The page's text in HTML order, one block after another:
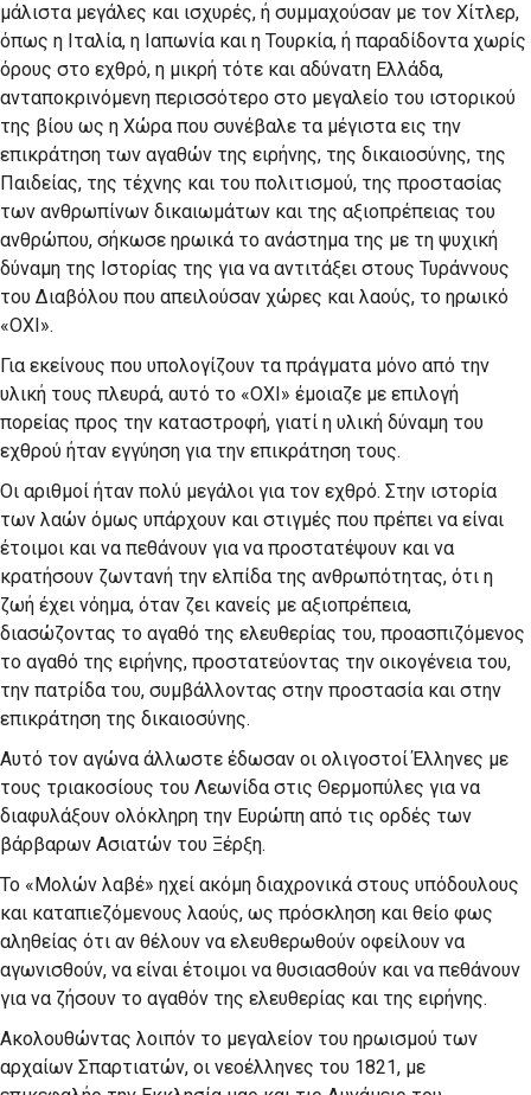
μάλιστα μεγάλες και ισχυρές, ή συμμαχούσαν με τον Χίτλερ,
όπως η Ιταλία, η Ιαπωνία και η Τουρκία, ή παραδίδοντα χωρίς
όρους στο εχθρό, η μικρή τότε και αδύνατη Ελλάδα,
ανταποκρινόμενη περισσότερο στο μεγαλείο του ιστορικού
της βίου ως η Χώρα που συνέβαλε τα μέγιστα εις την
επικράτηση των αγαθών της ειρήνης, της δικαιοσύνης, της
Παιδείας, της τέχνης και του πολιτισμού, της προστασίας
των ανθρωπίνων δικαιωμάτων και της αξιοπρέπειας του
ανθρώπου, σήκωσε ηρωικά το ανάστημα της με τη ψυχική
δύναμη της Ιστορίας της για να αντιτάξει στους Τυράννους
του Διαβόλου που απειλούσαν χώρες και λαούς, το ηρωικό
«ΟΧΙ».
Για εκείνους που υπολογίζουν τα πράγματα μόνο από την
υλική τους πλευρά, αυτό το «ΟΧΙ» έμοιαζε με επιλογή
πορείας προς την καταστροφή, γιατί η υλική δύναμη του
εχθρού ήταν εγγύηση για την επικράτηση τους.
Οι αριθμοί ήταν πολύ μεγάλοι για τον εχθρό. Στην ιστορία
των λαών όμως υπάρχουν και στιγμές που πρέπει να είναι
έτοιμοι και να πεθάνουν για να προστατέψουν και να
κρατήσουν ζωντανή την ελπίδα της ανθρωπότητας, ότι η
ζωή έχει νόημα, όταν ζει κανείς με αξιοπρέπεια,
διασώζοντας το αγαθό της ελευθερίας του, προασπιζόμενος
το αγαθό της ειρήνης, προστατεύοντας την οικογένεια του,
την πατρίδα του, συμβάλλοντας στην προστασία και στην
επικράτηση της δικαιοσύνης.
Αυτό τον αγώνα άλλωστε έδωσαν οι ολιγοστοί Έλληνες με
τους τριακοσίους του Λεωνίδα στις Θερμοπύλες για να
διαφυλάξουν ολόκληρη την Ευρώπη από τις ορδές των
βάρβαρων Ασιατών του Ξέρξη.
Το «Μολών λαβέ» ηχεί ακόμη διαχρονικά στους υπόδουλους
και καταπιεζόμενους λαούς, ως πρόσκληση και θείο φως
αληθείας ότι αν θέλουν να ελευθερωθούν οφείλουν να
αγωνισθούν, να είναι έτοιμοι να θυσιασθούν και να πεθάνουν
για να ζήσουν το αγαθόν της ελευθερίας και της ειρήνης.
Ακολουθώντας λοιπόν το μεγαλείον του ηρωισμού των
αρχαίων Σπαρτιατών, οι νεοέλληνες του 1821, με